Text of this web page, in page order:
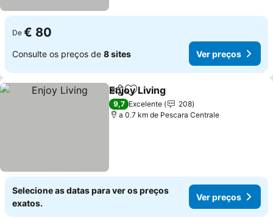
De € 80
Consulte os preços de 8 sites Ver preços
PartilharAdicionar aos favoritos
Enjoy Living
9,7 Excelente
208
a 0.7 km de Pescara Centrale
Selecione as datas para ver os preços
exatos.
Ver preços